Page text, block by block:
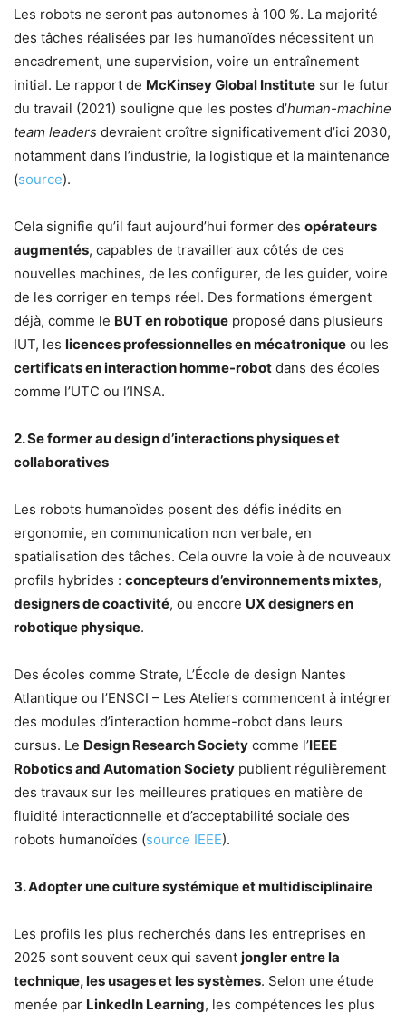
Les robots ne seront pas autonomes à 100 %. La majorité
des tâches réalisées par les humanoïdes nécessitent un
encadrement, une supervision, voire un entraînement
initial. Le rapport de McKinsey Global Institute sur le futur
du travail (2021) souligne que les postes d’human-machine
team leaders devraient croître significativement d’ici 2030,
notamment dans l’industrie, la logistique et la maintenance
(source).
Cela signifie qu’il faut aujourd’hui former des opérateurs
augmentés, capables de travailler aux côtés de ces
nouvelles machines, de les configurer, de les guider, voire
de les corriger en temps réel. Des formations émergent
déjà, comme le BUT en robotique proposé dans plusieurs
IUT, les licences professionnelles en mécatronique ou les
certificats en interaction homme-robot dans des écoles
comme l’UTC ou l’INSA.
2. Se former au design d’interactions physiques et
collaboratives
Les robots humanoïdes posent des défis inédits en
ergonomie, en communication non verbale, en
spatialisation des tâches. Cela ouvre la voie à de nouveaux
profils hybrides : concepteurs d’environnements mixtes,
designers de coactivité, ou encore UX designers en
robotique physique.
Des écoles comme Strate, L’École de design Nantes
Atlantique ou l’ENSCI – Les Ateliers commencent à intégrer
des modules d’interaction homme-robot dans leurs
cursus. Le Design Research Society comme l’IEEE
Robotics and Automation Society publient régulièrement
des travaux sur les meilleures pratiques en matière de
fluidité interactionnelle et d’acceptabilité sociale des
robots humanoïdes (source IEEE).
3. Adopter une culture systémique et multidisciplinaire
Les profils les plus recherchés dans les entreprises en
2025 sont souvent ceux qui savent jongler entre la
technique, les usages et les systèmes. Selon une étude
menée par LinkedIn Learning, les compétences les plus